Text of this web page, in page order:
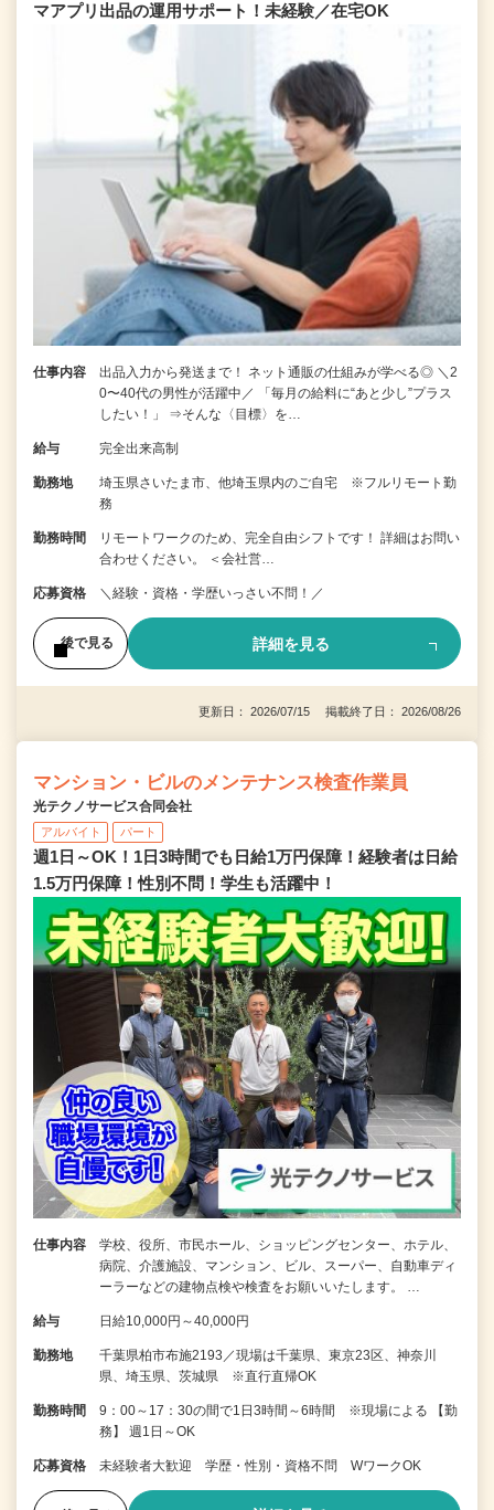
マアプリ出品の運用サポート！未経験／在宅OK
仕事内容
出品入力から発送まで！ ネット通販の仕組みが学べる◎ ＼2
0〜40代の男性が活躍中／ 「毎月の給料に“あと少し”プラス
したい！」 ⇒そんな〈目標〉を…
給与 完全出来高制
勤務地
埼玉県さいたま市、他埼玉県内のご自宅 ※フルリモート勤
務
勤務時間
リモートワークのため、完全自由シフトです！ 詳細はお問い
合わせください。 ＜会社営…
応募資格 ＼経験・資格・学歴いっさい不問！／
後で見る 詳細を見る
更新日： 2026/07/15 掲載終了日： 2026/08/26
マンション・ビルのメンテナンス検査作業員
光テクノサービス合同会社
アルバイト パート
週1日～OK！1日3時間でも日給1万円保障！経験者は日給
1.5万円保障！性別不問！学生も活躍中！
仕事内容
学校、役所、市民ホール、ショッピングセンター、ホテル、
病院、介護施設、マンション、ビル、スーパー、自動車ディ
ーラーなどの建物点検や検査をお願いいたします。 …
給与 日給10,000円～40,000円
勤務地
千葉県柏市布施2193／現場は千葉県、東京23区、神奈川
県、埼玉県、茨城県 ※直行直帰OK
勤務時間
9：00～17：30の間で1日3時間～6時間 ※現場による 【勤
務】 週1日～OK
応募資格 未経験者大歓迎 学歴・性別・資格不問 WワークOK